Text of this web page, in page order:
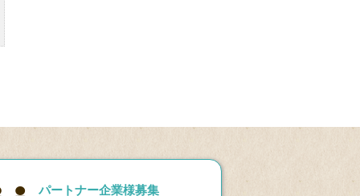
パートナー企業様募集